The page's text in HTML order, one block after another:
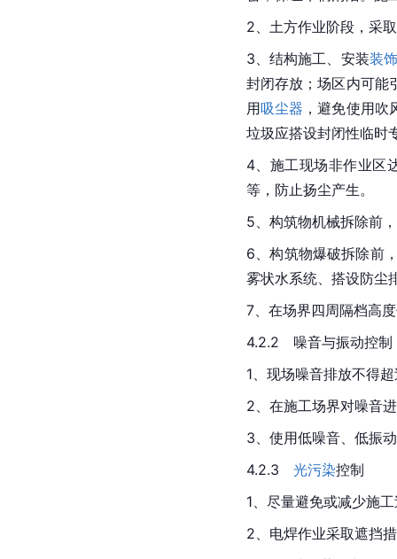
2、土方作业阶段，采
3、结构施工、安装装
封闭存放；场区内可能
用吸尘器 ，避免使用
垃圾应搭设封闭性临时
4、施工现场非作业区
等，防止扬尘产生。
5、构筑物机械拆除前
6、构筑物爆破拆除前
雾状水系统、搭设防尘
7、在场界四周隔档高
4.2.2　噪音与振动控制
1、现场噪音排放不得
2、在施工场界对噪音
3、使用低噪音、低振
4.2.3 光污染控制
1、尽量避免或减少施
2、电焊作业采取遮挡